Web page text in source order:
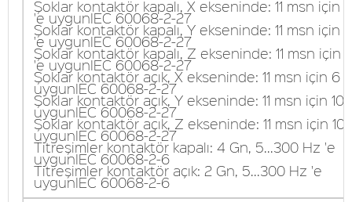
Şoklar kontaktör kapalı, X ekseninde: 11 msn için
'e uygunIEC 60068-2-27
Şoklar kontaktör kapalı, Y ekseninde: 11 msn için
'e uygunIEC 60068-2-27
Şoklar kontaktör kapalı, Z ekseninde: 11 msn için
'e uygunIEC 60068-2-27
Şoklar kontaktör açık, X ekseninde: 11 msn için 6
uygunIEC 60068-2-27
Şoklar kontaktör açık, Y ekseninde: 11 msn için 10
uygunIEC 60068-2-27
Şoklar kontaktör açık, Z ekseninde: 11 msn için 10
uygunIEC 60068-2-27
Titreşimler kontaktör kapalı: 4 Gn, 5...300 Hz 'e
uygunIEC 60068-2-6
Titreşimler kontaktör açık: 2 Gn, 5...300 Hz 'e
uygunIEC 60068-2-6